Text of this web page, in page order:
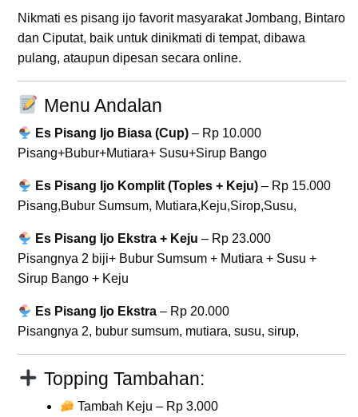
Nikmati es pisang ijo favorit masyarakat Jombang, Bintaro
dan Ciputat, baik untuk dinikmati di tempat, dibawa
pulang, ataupun dipesan secara online.
Menu Andalan
Es Pisang Ijo Biasa (Cup) – Rp 10.000
Pisang+Bubur+Mutiara+ Susu+Sirup Bango
Es Pisang Ijo Komplit (Toples + Keju) – Rp 15.000
Pisang,Bubur Sumsum, Mutiara,Keju,Sirop,Susu,
Es Pisang Ijo Ekstra + Keju – Rp 23.000
Pisangnya 2 biji+ Bubur Sumsum + Mutiara + Susu +
Sirup Bango + Keju
Es Pisang Ijo Ekstra – Rp 20.000
Pisangnya 2, bubur sumsum, mutiara, susu, sirup,
Topping Tambahan:
Tambah Keju – Rp 3.000